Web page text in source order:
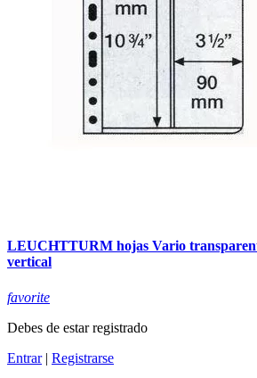
LEUCHTTURM hojas Vario
vertical
favorite
Debes de estar registrado
Entrar| Registrarse